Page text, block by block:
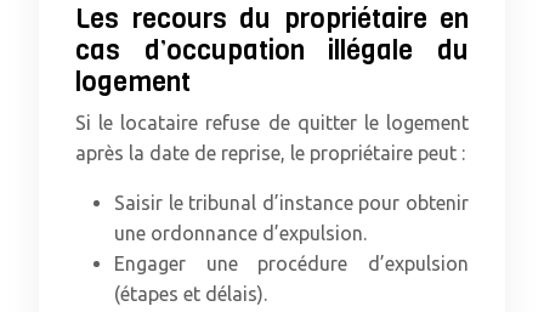
Les recours du propriétaire en
cas d’occupation illégale du
logement
Si le locataire refuse de quitter le logement
après la date de reprise, le propriétaire peut :
Saisir le tribunal d’instance pour obtenir
une ordonnance d’expulsion.
Engager une procédure d’expulsion
(étapes et délais).